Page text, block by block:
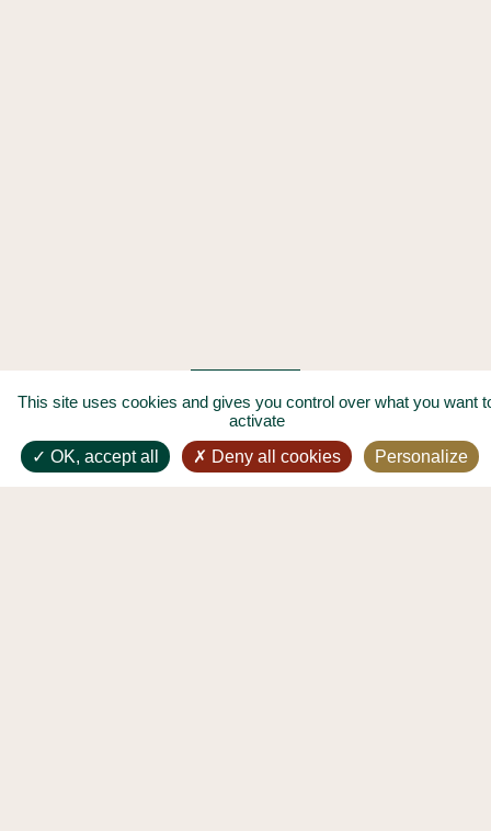
This site uses cookies and gives you control over what you want
activate
OK, accept all
Deny all cookies Personalize